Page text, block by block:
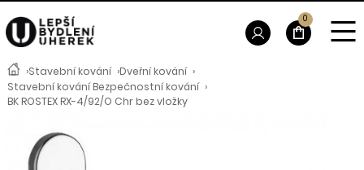
›Stavební kování ›Dveřní kování ›
Stavební kování Bezpečnostní kování ›
BK ROSTEX RX-4/92/O Chr bez vložky
0